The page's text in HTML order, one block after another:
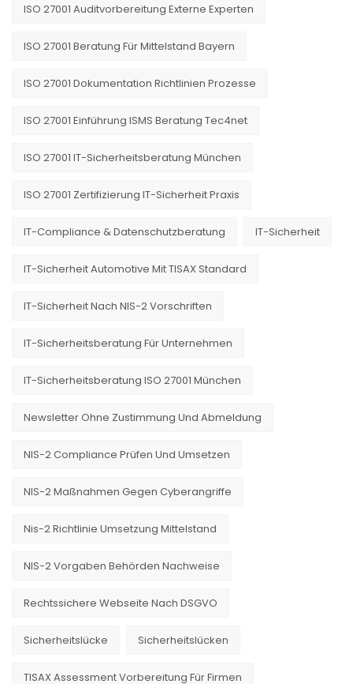
ISO 27001 Auditvorbereitung Externe Experten
ISO 27001 Beratung Für Mittelstand Bayern
ISO 27001 Dokumentation Richtlinien Prozesse
ISO 27001 Einführung ISMS Beratung Tec4net
ISO 27001 IT-Sicherheitsberatung München
ISO 27001 Zertifizierung IT-Sicherheit Praxis
IT-Compliance & Datenschutzberatung IT-Sicherheit
IT-Sicherheit Automotive Mit TISAX Standard
IT-Sicherheit Nach NIS-2 Vorschriften
IT-Sicherheitsberatung Für Unternehmen
IT-Sicherheitsberatung ISO 27001 München
Newsletter Ohne Zustimmung Und Abmeldung
NIS-2 Compliance Prüfen Und Umsetzen
NIS-2 Maßnahmen Gegen Cyberangriffe
Nis-2 Richtlinie Umsetzung Mittelstand
NIS-2 Vorgaben Behörden Nachweise
Rechtssichere Webseite Nach DSGVO
Sicherheitslücke Sicherheitslücken
TISAX Assessment Vorbereitung Für Firmen